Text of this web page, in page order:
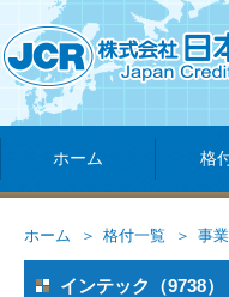
ホーム 格
ホーム 格付一覧 事
インテック（9738）